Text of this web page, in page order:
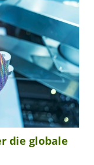
die globale